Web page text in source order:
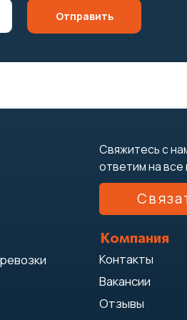
Отправить
Контакты